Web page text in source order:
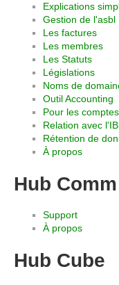
Explications
Gestion de l'asbl
Les factures
Les membres
Les Statuts
Législations
Noms de
Outil Accounting
Pour les
Relation avec
Rétention de
À propos
Hub Comm
Support
À propos
Hub Cube